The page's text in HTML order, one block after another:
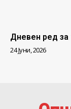
Дневен ред за
24 Јуни, 2026